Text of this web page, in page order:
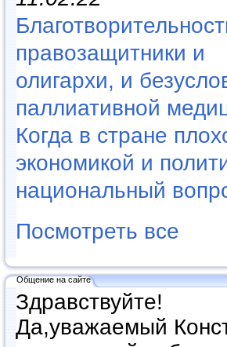
правозащитники и
олигархи, и
паллиативной
Когда в стране
экономикой и
национальный
Посмотреть все
Общение на сайте
Здравствуйте!
Да,уважаемый